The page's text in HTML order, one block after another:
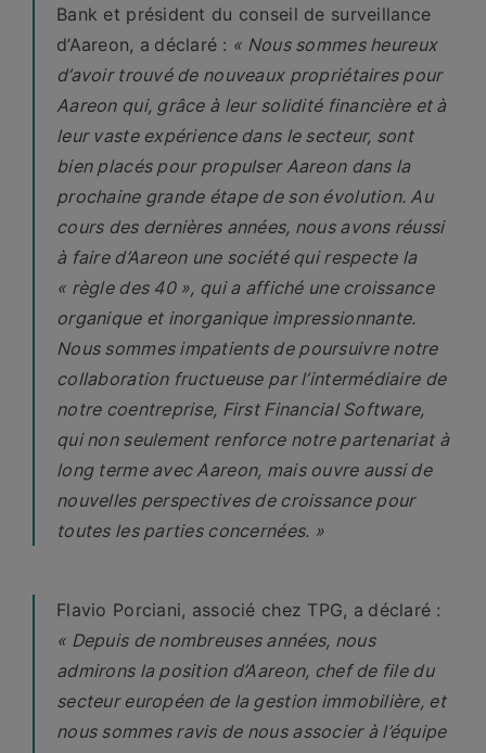
Bank et président du conseil de surveillance
d’Aareon, a déclaré : « Nous sommes heureux
d’avoir trouvé de nouveaux propriétaires pour
Aareon qui, grâce à leur solidité financière et à
leur vaste expérience dans le secteur, sont
bien placés pour propulser Aareon dans la
prochaine grande étape de son évolution. Au
cours des dernières années, nous avons réussi
à faire d’Aareon une société qui respecte la
« règle des 40 », qui a affiché une croissance
organique et inorganique impressionnante.
Nous sommes impatients de poursuivre notre
collaboration fructueuse par l’intermédiaire de
notre coentreprise, First Financial Software,
qui non seulement renforce notre partenariat à
long terme avec Aareon, mais ouvre aussi de
nouvelles perspectives de croissance pour
toutes les parties concernées. »
Flavio Porciani, associé chez TPG, a déclaré :
« Depuis de nombreuses années, nous
admirons la position d’Aareon, chef de file du
secteur européen de la gestion immobilière, et
nous sommes ravis de nous associer à l’équipe